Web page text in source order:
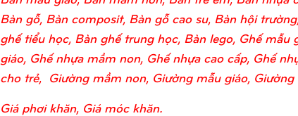
Bàn gỗ, Bàn composit, Bàn gỗ cao su, Bàn hội
ghế tiểu học, Bàn ghế trung học, Bàn lego, Ghế
giáo, Ghế nhựa mầm non, Ghế nhựa cao cấp, Ghế
cho trẻ, Giường mầm non, Giường mẫu giáo,
Giá phơi khăn, Giá móc khăn.